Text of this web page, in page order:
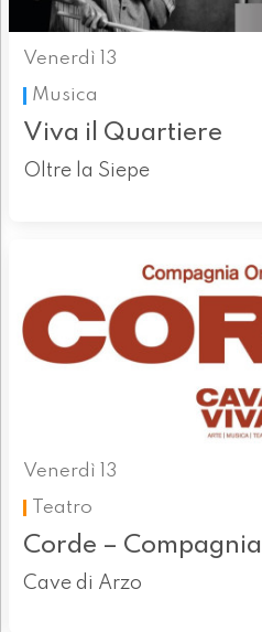
Venerdì 13
Musica
Viva il Quartiere
Oltre la Siepe
Venerdì 13
Teatro
Corde –
Cave di Arzo